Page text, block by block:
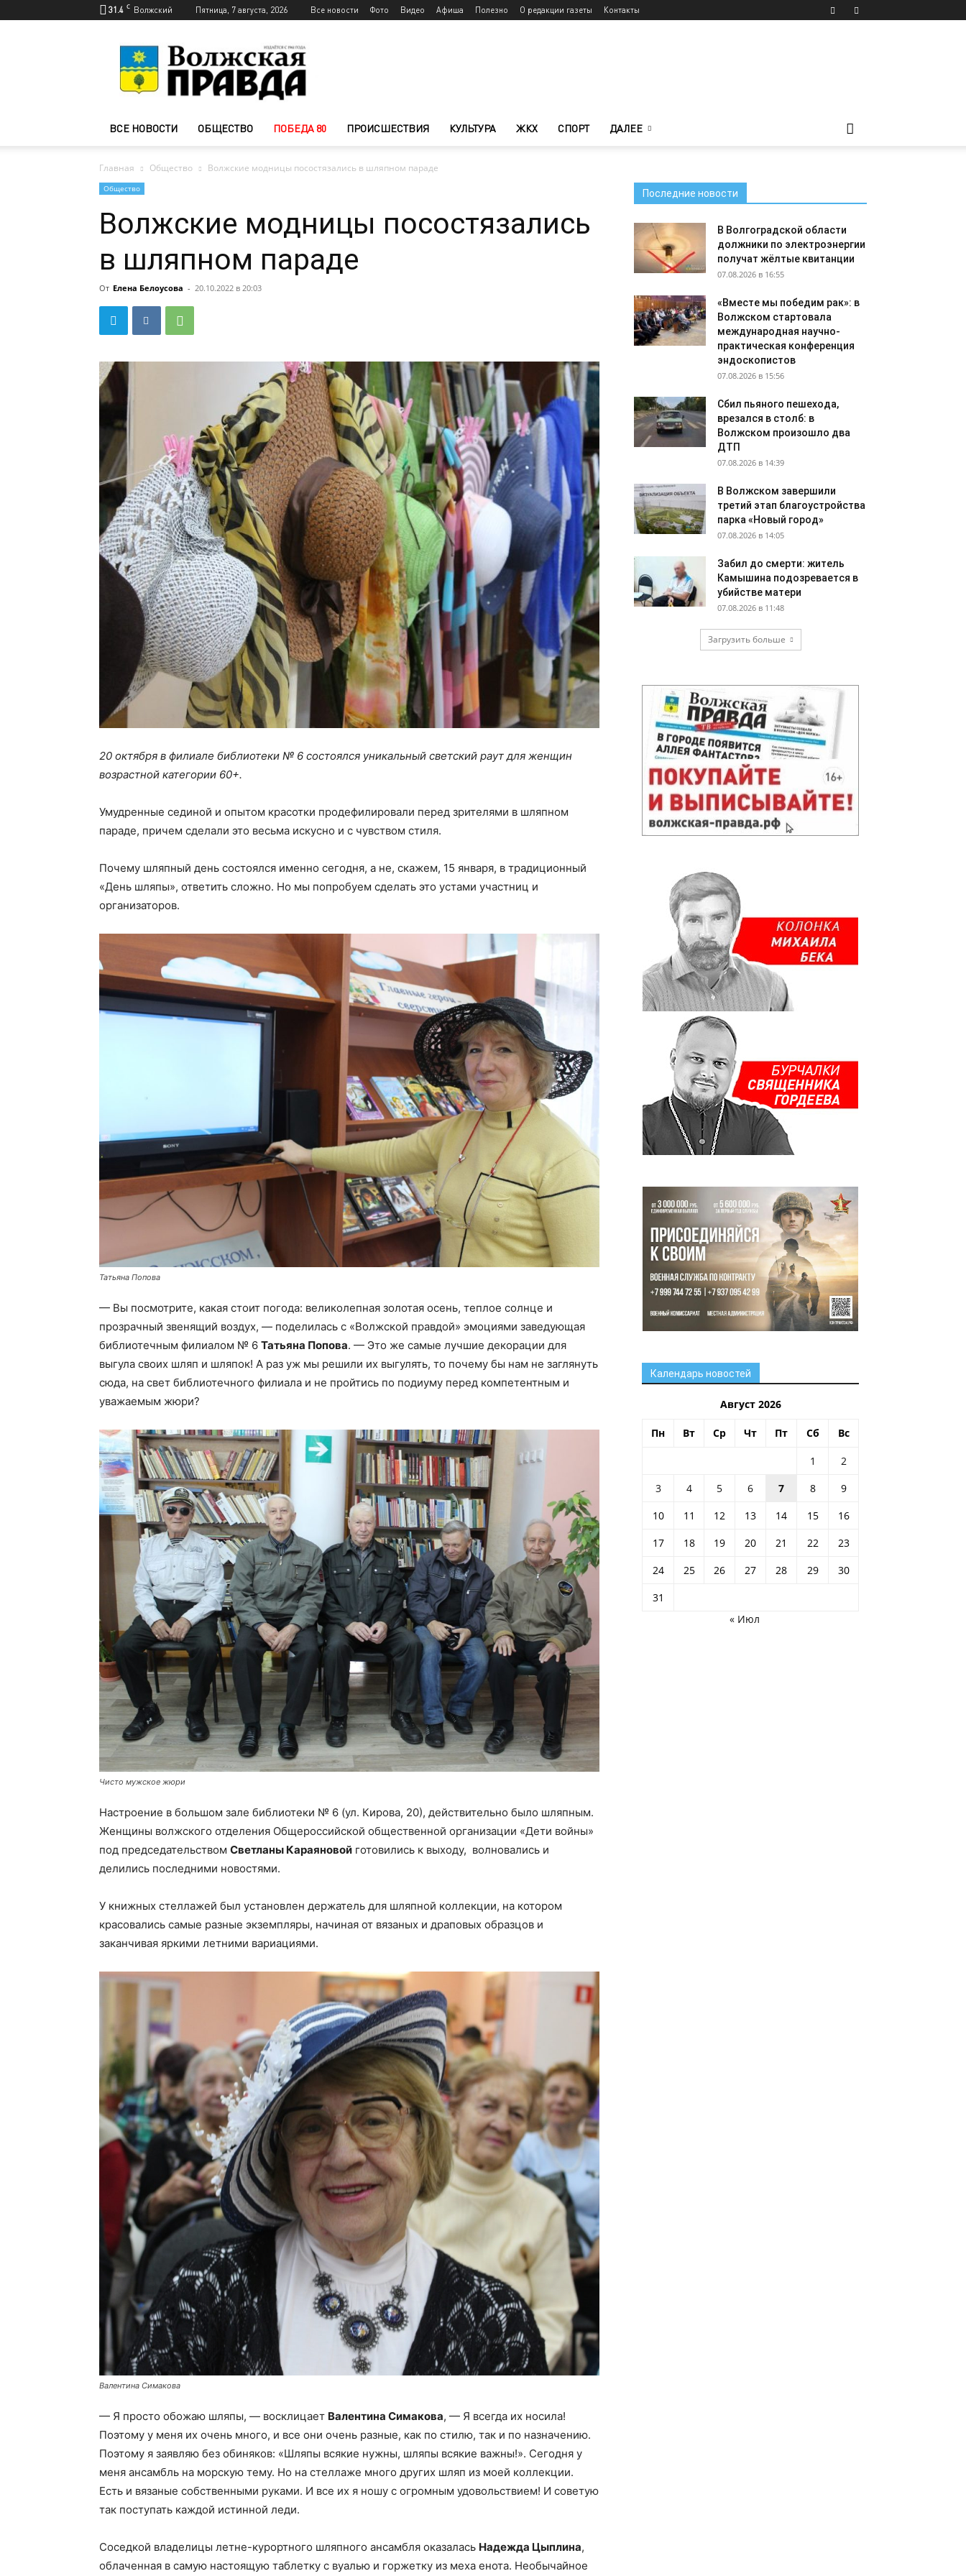
31.4 C Волжский Пятница, 7 августа, 2026 Все новости Фото Видео Афиша Полезно О редакции газеты Контакты
Волжского
—
Волжская
ВСЕ НОВОСТИ ОБЩЕСТВО ПОБЕДА 80 ПРОИСШЕСТВИЯ КУЛЬТУРА ЖКХ СПОРТ ДАЛЕЕ
Главная Общество Волжские модницы посостязались в шляпном параде
Общество
Волжские модницы посостязались
в шляпном параде
От Елена Белоусова - 20.10.2022 в 20:03
20 октября в филиале библиотеки № 6 состоялся уникальный светский раут для женщин
возрастной категории 60+.
Умудренные сединой и опытом красотки продефилировали перед зрителями в шляпном
параде, причем сделали это весьма искусно и с чувством стиля.
Почему шляпный день состоялся именно сегодня, а не, скажем, 15 января, в традиционный
«День шляпы», ответить сложно. Но мы попробуем сделать это устами участниц и
организаторов.
Татьяна Попова
— Вы посмотрите, какая стоит погода: великолепная золотая осень, теплое солнце и
прозрачный звенящий воздух, — поделилась с «Волжской правдой» эмоциями заведующая
библиотечным филиалом № 6 Татьяна Попова. — Это же самые лучшие декорации для
выгула своих шляп и шляпок! А раз уж мы решили их выгулять, то почему бы нам не заглянуть
сюда, на свет библиотечного филиала и не пройтись по подиуму перед компетентным и
уважаемым жюри?
Чисто мужское жюри
Настроение в большом зале библиотеки № 6 (ул. Кирова, 20), действительно было шляпным.
Женщины волжского отделения Общероссийской общественной организации «Дети войны»
под председательством Светланы Караяновой готовились к выходу, волновались и
делились последними новостями.
У книжных стеллажей был установлен держатель для шляпной коллекции, на котором
красовались самые разные экземпляры, начиная от вязаных и драповых образцов и
заканчивая яркими летними вариациями.
Валентина Симакова
— Я просто обожаю шляпы, — восклицает Валентина Симакова, — Я всегда их носила!
Поэтому у меня их очень много, и все они очень разные, как по стилю, так и по назначению.
Поэтому я заявляю без обиняков: «Шляпы всякие нужны, шляпы всякие важны!». Сегодня у
меня ансамбль на морскую тему. Но на стеллаже много других шляп из моей коллекции.
Есть и вязаные собственными руками. И все их я ношу с огромным удовольствием! И советую
так поступать каждой истинной леди.
Соседкой владелицы летне-курортного шляпного ансамбля оказалась Надежда Цыплина,
облаченная в самую настоящую таблетку с вуалью и горжетку из меха енота. Необычайное
Последние новости
В Волгоградской области
должники по электроэнергии
получат жёлтые квитанции
07.08.2026 в 16:55
«Вместе мы победим рак»: в
Волжском стартовала
международная научно-
практическая конференция
эндоскопистов
07.08.2026 в 15:56
Сбил пьяного пешехода,
врезался в столб: в
Волжском произошло два
ДТП
07.08.2026 в 14:39
В Волжском завершили
третий этап благоустройства
парка «Новый город»
07.08.2026 в 14:05
Забил до смерти: житель
Камышина подозревается в
убийстве матери
07.08.2026 в 11:48
Загрузить больше
Календарь новостей
Август 2026
Пн Вт Ср Чт Пт Сб Вс
1
2
3
4 5 6 7 8
9
10
11 12 13 14 15
16
17
18 19 20 21 22
23
24
25 26 27 28 29
30
31
« Июл